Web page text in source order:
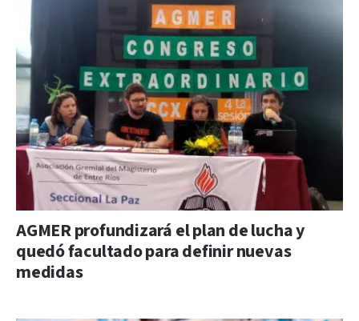
AGMER profundizará el plan de lucha y
quedó facultado para definir nuevas
medidas